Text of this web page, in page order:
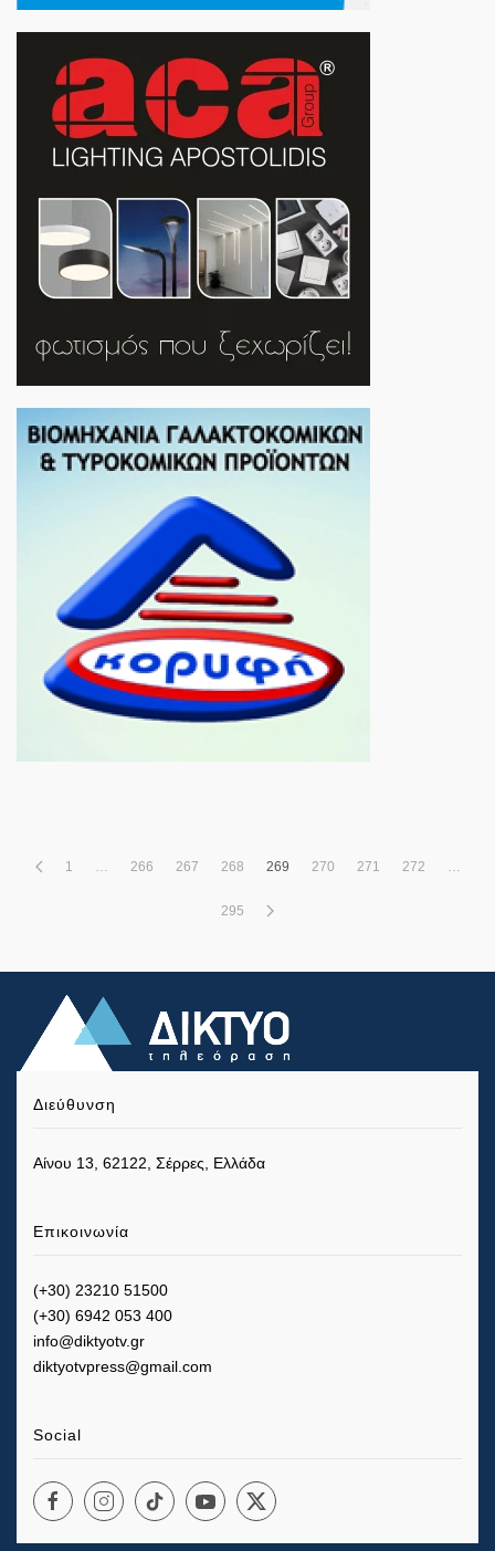
1 266 267 268 269 270 271 272
295
Διεύθυνση
Αίνου 13, 62122, Σέρρες, Ελλάδα
Επικοινωνία
(+30) 23210 51500
(+30) 6942 053 400
info@diktyotv.gr
diktyotvpress@gmail.com
Social